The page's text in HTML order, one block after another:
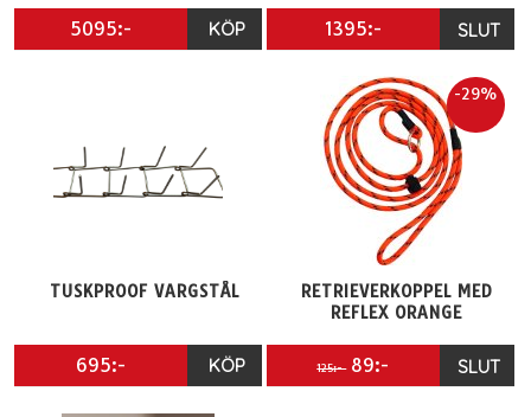
5095:- KÖP 1395:- SLUT
TUSKPROOF VARGSTÅL
695:- KÖP
-29%
RETRIEVERKOPPEL MED
REFLEX ORANGE
125:- 89:- SLUT